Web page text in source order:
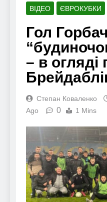
ВІДЕО ЄВРОКУБКИ
Гол
– в огляді
Степан Коваленко
Ago
0 1 Mins